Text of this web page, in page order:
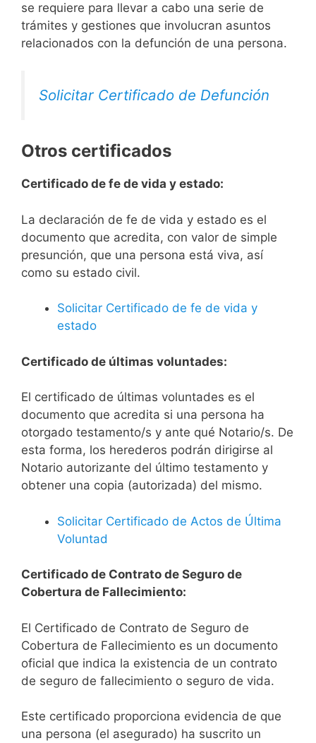
se requiere para llevar a cabo una serie de
trámites y gestiones que involucran asuntos
relacionados con la defunción de una persona.
Solicitar Certificado de Defunción
Otros certificados
Certificado de fe de vida y estado:
La declaración de fe de vida y estado es el
documento que acredita, con valor de simple
presunción, que una persona está viva, así
como su estado civil.
Solicitar Certificado de fe de vida y
estado
Certificado de últimas voluntades:
El certificado de últimas voluntades es el
documento que acredita si una persona ha
otorgado testamento/s y ante qué Notario/s. De
esta forma, los herederos podrán dirigirse al
Notario autorizante del último testamento y
obtener una copia (autorizada) del mismo.
Solicitar Certificado de Actos de Última
Voluntad
Certificado de Contrato de Seguro de
Cobertura de Fallecimiento:
El Certificado de Contrato de Seguro de
Cobertura de Fallecimiento es un documento
oficial que indica la existencia de un contrato
de seguro de fallecimiento o seguro de vida.
Este certificado proporciona evidencia de que
una persona (el asegurado) ha suscrito un